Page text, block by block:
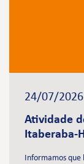
24/07/2026
Atividade
Itaberaba-
Informamos que